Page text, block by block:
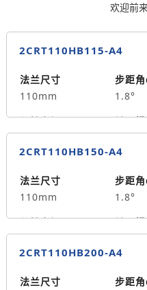
欢迎前
2CRT110HB115-A4
法兰尺寸
110mm
步距
1.8°
保持力矩N.m
12
转子
7200
19
单出轴
重量kg
5
2CRT110HB150-A4
法兰尺寸
110mm
步距
1.8°
保持力矩N.m
20
转子
10900
19
单出轴
2CRT110HB200-A4
法兰尺寸
步距